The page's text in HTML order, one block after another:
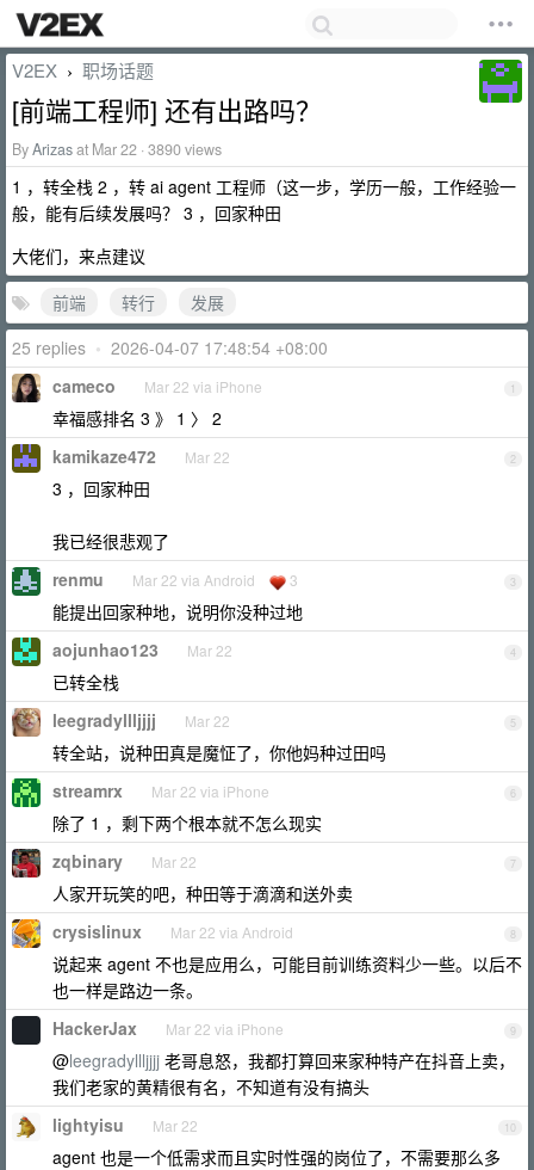
V2EX › 职场话题
[前端工程师] 还有出路吗？
ByArizasat Mar 22 · 3890 views
1 ，转全栈 2 ，转 ai agent 工程师（这一步，学历一般，工作经验一
般，能有后续发展吗？ 3 ，回家种田
大佬们，来点建议
前端
转行
发展
25 replies • 2026-04-07 17:48:54 +08:00
1
cameco Mar 22 via iPhone
幸福感排名 3 》 1 〉 2
2
kamikaze472 Mar 22
3 ，回家种田
我已经很悲观了
3
renmu Mar 22 via Android 3
能提出回家种地，说明你没种过地
4
aojunhao123 Mar 22
已转全栈
5
leegradyllljjjj Mar 22
转全站，说种田真是魔怔了，你他妈种过田吗
6
streamrx Mar 22 via iPhone
除了 1 ，剩下两个根本就不怎么现实
7
zqbinary Mar 22
人家开玩笑的吧，种田等于滴滴和送外卖
8
crysislinux Mar 22 via Android
说起来 agent 不也是应用么，可能目前训练资料少一些。以后不
也一样是路边一条。
9
HackerJax Mar 22 via iPhone
@leegradyllljjjj 老哥息怒，我都打算回来家种特产在抖音上卖，
我们老家的黄精很有名，不知道有没有搞头
10
lightyisu Mar 22
agent 也是一个低需求而且实时性强的岗位了，不需要那么多